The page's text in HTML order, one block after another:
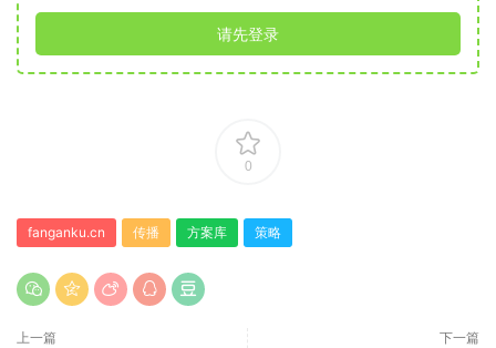
请先登录
0
fanganku.cn 传播 方案库 策略
上一篇 下一篇